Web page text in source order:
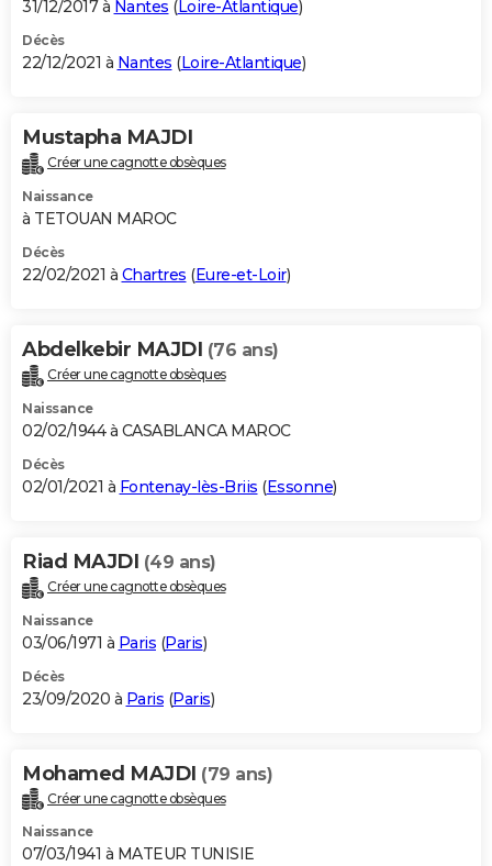
GUIDES D'ACHAT
BONS PLANS
Carte de Noël
Carte Bonne année
Carte Saint-Valentin
Carte Pâques
Carte d'anniversaire
DICTIONNAIRE
Dictionnaire
Biographies
Citations
Expressions
Proverbes
PROGRAMME TV
S'inscrire
Se connecter
Lycées
Collèges
Primaires
Universités
Entreprises
Service militaire
Avis de recherche
AVIS DE DÉCÈS
Bricolage
Lifestyle
Culture
Sport
Auto
Television
Voyage
Cinema
31/12/2017 à Nantes (Loire-Atlantique)
Décès
22/12/2021 à Nantes (Loire-Atlantique)
Mustapha MAJDI
Créer une cagnotte obsèques
Naissance
à TETOUAN MAROC
Décès
22/02/2021 à Chartres (Eure-et-Loir)
Abdelkebir MAJDI (76 ans)
Créer une cagnotte obsèques
Naissance
02/02/1944 à CASABLANCA MAROC
Décès
02/01/2021 à Fontenay-lès-Briis (Essonne)
Riad MAJDI (49 ans)
Créer une cagnotte obsèques
Naissance
03/06/1971 à Paris (Paris)
Décès
23/09/2020 à Paris (Paris)
Mohamed MAJDI (79 ans)
Créer une cagnotte obsèques
Naissance
07/03/1941 à MATEUR TUNISIE